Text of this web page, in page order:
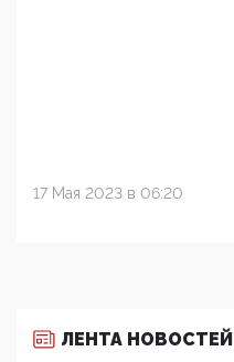
17 Мая 2023 в 06:20
ЛЕНТА НОВОСТЕЙ